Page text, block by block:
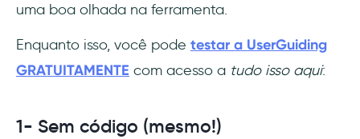
uma boa olhada na ferramenta.
Enquanto isso, você pode testar a UserGuiding
GRATUITAMENTE com acesso a tudo isso aqui:
1- Sem código (mesmo!)